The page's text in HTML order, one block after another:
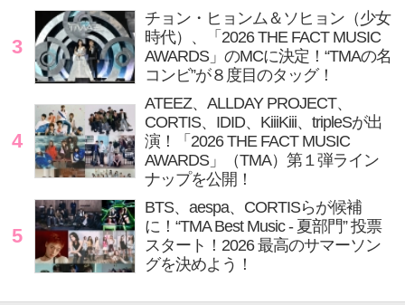
3
チョン・ヒョンム＆ソヒョン（少女
時代）、「2026 THE FACT MUSIC
AWARDS」のMCに決定！“TMAの名
コンビ”が８度目のタッグ！
4
ATEEZ、ALLDAY PROJECT、
CORTIS、IDID、KiiiKiii、tripleSが出
演！「2026 THE FACT MUSIC
AWARDS」（TMA）第１弾ライン
ナップを公開！
5
BTS、aespa、CORTISらが候補
に！“TMA Best Music - 夏部門” 投票
スタート！2026 最高のサマーソン
グを決めよう！